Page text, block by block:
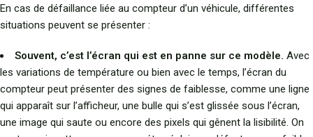
En cas de défaillance liée au compteur d’un véhicule, différentes
situations peuvent se présenter :
Souvent, c’est l’écran qui est en panne sur ce modèle. Avec
les variations de température ou bien avec le temps, l’écran du
compteur peut présenter des signes de faiblesse, comme une ligne
qui apparaît sur l’afficheur, une bulle qui s’est glissée sous l’écran,
une image qui saute ou encore des pixels qui gênent la lisibilité. On